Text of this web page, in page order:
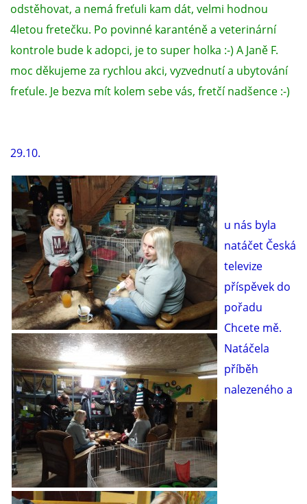
odstěhovat, a nemá freťuli kam dát, velmi hodnou
4letou fretečku. Po povinné karanténě a veterinární
kontrole bude k adopci, je to super holka :-) A Janě F.
moc děkujeme za rychlou akci, vyzvednutí a ubytování
freťule. Je bezva mít kolem sebe vás, fretčí nadšence :-)
29.10.
u nás byla
natáčet Česká
televize
příspěvek do
pořadu
Chcete mě.
Natáčela
příběh
nalezeného a